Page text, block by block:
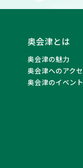
奥会津とは
奥会津の魅力
奥会津へのアク
奥会津のイベン